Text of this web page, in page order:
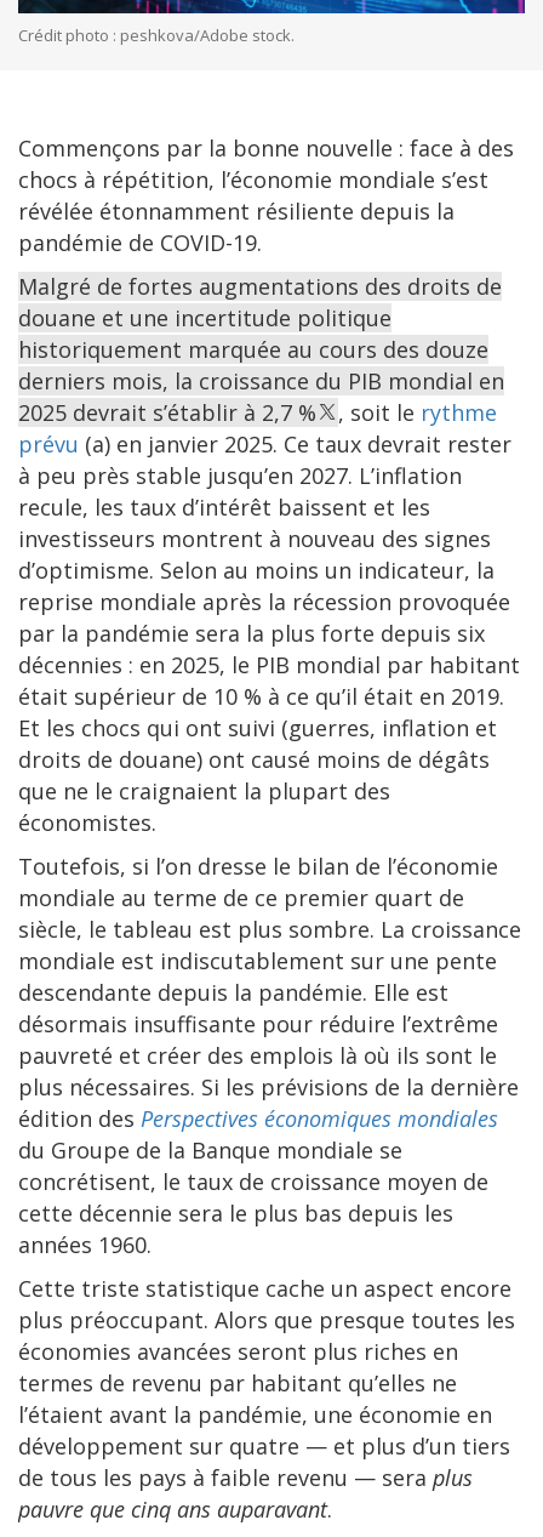
Crédit photo : peshkova/Adobe stock.
Commençons par la bonne nouvelle : face à des
chocs à répétition, l’économie mondiale s’est
révélée étonnamment résiliente depuis la
pandémie de COVID-19.
Malgré de fortes augmentations des droits de
douane et une incertitude politique
historiquement marquée au cours des douze
derniers mois, la croissance du PIB mondial en
2025 devrait s’établir à 2,7 %
, soit le rythme
prévu (a) en janvier 2025. Ce taux devrait rester
à peu près stable jusqu’en 2027. L’inflation
recule, les taux d’intérêt baissent et les
investisseurs montrent à nouveau des signes
d’optimisme. Selon au moins un indicateur, la
reprise mondiale après la récession provoquée
par la pandémie sera la plus forte depuis six
décennies : en 2025, le PIB mondial par habitant
était supérieur de 10 % à ce qu’il était en 2019.
Et les chocs qui ont suivi (guerres, inflation et
droits de douane) ont causé moins de dégâts
que ne le craignaient la plupart des
économistes.
Toutefois, si l’on dresse le bilan de l’économie
mondiale au terme de ce premier quart de
siècle, le tableau est plus sombre. La croissance
mondiale est indiscutablement sur une pente
descendante depuis la pandémie. Elle est
désormais insuffisante pour réduire l’extrême
pauvreté et créer des emplois là où ils sont le
plus nécessaires. Si les prévisions de la dernière
édition des Perspectives économiques mondiales
du Groupe de la Banque mondiale se
concrétisent, le taux de croissance moyen de
cette décennie sera le plus bas depuis les
années 1960.
Cette triste statistique cache un aspect encore
plus préoccupant. Alors que presque toutes les
économies avancées seront plus riches en
termes de revenu par habitant qu’elles ne
l’étaient avant la pandémie, une économie en
développement sur quatre — et plus d’un tiers
de tous les pays à faible revenu — sera plus
pauvre que cinq ans auparavant.